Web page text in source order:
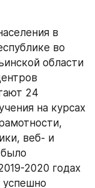
в
во
области
24
на курсах
веб- и
2020 годах
успешно